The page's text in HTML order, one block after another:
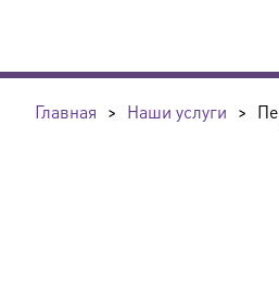
Главная > Наши услуги >